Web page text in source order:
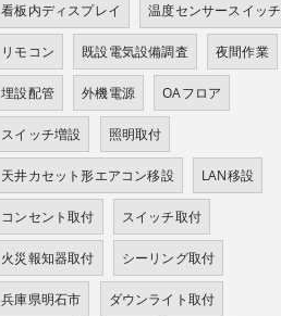
看板内ディスプレイ 温度センサースイッチ
リモコン 既設電気設備調査 夜間作業
埋設配管 外機電源 OAフロア
スイッチ増設 照明取付
天井カセット形エアコン移設 LAN移設
コンセント取付 スイッチ取付
火災報知器取付 シーリング取付
兵庫県明石市 ダウンライト取付